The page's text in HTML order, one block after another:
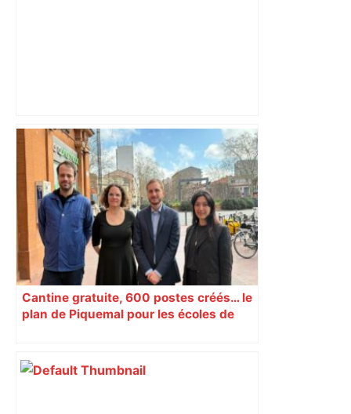
"C'est la reprise des bouchons et c'est
horrible", plus de 17 km de
ralentissements autour de Toulouse ce
jeudi matin, on vous donne les
secteurs à éviter – ladepeche.fr
Cantine gratuite, 600 postes créés… le
plan de Piquemal pour les écoles de